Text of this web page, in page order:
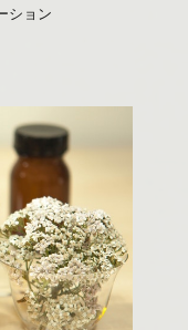
ション